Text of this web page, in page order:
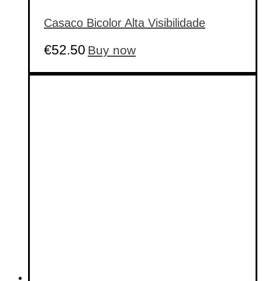
Casaco Bicolor Alta Visibilidade
€52.50 Buy nowThis
product
multiple